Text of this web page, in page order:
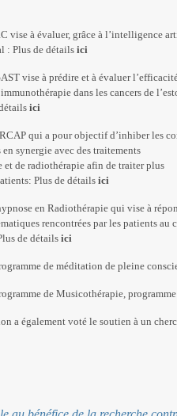
vise à évaluer, grâce à l’intelligence
: Plus de détails ici
vise à prédire et à évaluer
dans les cancers de
ici
qui a pour objectif d’inhiber les
synergie avec des traitements
et de radiothérapie afin de traiter plus
Plus de détails ici
en Radiothérapie qui vise à
rencontrées par les patients au
de détails ici
de méditation de pleine
de Musicothérapie,
a également voté le soutien à un